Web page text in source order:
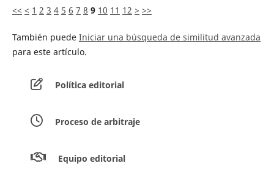
<< < 1 2 3 4 5 6 7 8 9 10 11 12 > >>
También puede Iniciar una búsqueda de similitud avanzada
para este artículo.
Política editorial
Proceso de arbitraje
Equipo editorial